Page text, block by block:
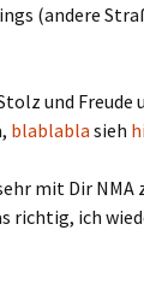
(andere
und Freude
blablabla sieh
mit Dir NMA
richtig, ich